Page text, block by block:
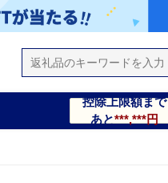
控除上限額まで
あと***,***円